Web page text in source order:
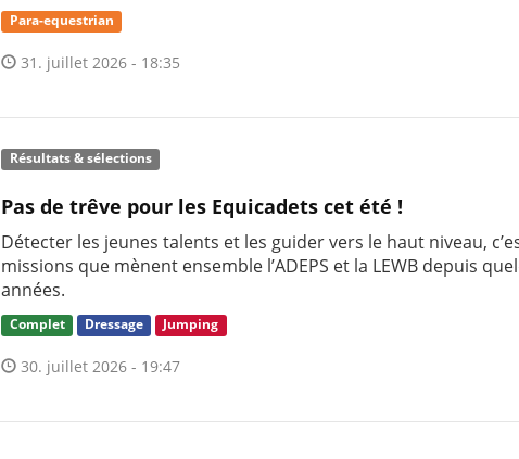
Para-equestrian
31. juillet 2026 - 18:35
Résultats & sélections
Pas de trêve pour les Equicadets cet été !
Détecter les jeunes talents et les guider vers le haut niveau,
missions que mènent ensemble l’ADEPS et la LEWB depuis
années.
Complet Dressage Jumping
30. juillet 2026 - 19:47